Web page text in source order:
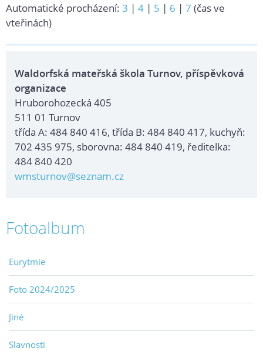
Automatické procházení: 3 | 4 | 5 | 6 | 7 (čas ve
vteřinách)
Waldorfská mateřská škola Turnov, příspěvková
organizace
Hruborohozecká 405
511 01 Turnov
třída A: 484 840 416, třída B: 484 840 417, kuchyň:
702 435 975, sborovna: 484 840 419, ředitelka:
484 840 420
wmsturnov@seznam.cz
Fotoalbum
Eurytmie
Foto 2024/2025
Jiné
Slavnosti